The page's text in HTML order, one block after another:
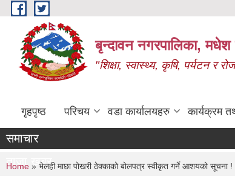
Skip to main content
बृन्दावन नगरपालिका,
"शिक्षा, स्वास्थ्य, कृषि, पर्यटन र
गृहपृष्ठ परिचय वडा कार्यालयहरु कार्यक्रम
समाचार
ताजा खबर
You are here
Home » भेलही माछा पोखरी ठेक्काको बोलपत्र स्वीकृत गर्ने आशयको सूचना !